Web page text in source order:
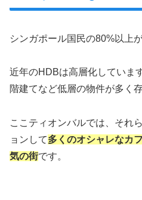
シンガポール国民の80%以上
近年のHDBは高層化していま
階建てなど低層の物件が多く
ここティオンバルでは、それ
ョンして多くのオシャレなカ
気の街です。